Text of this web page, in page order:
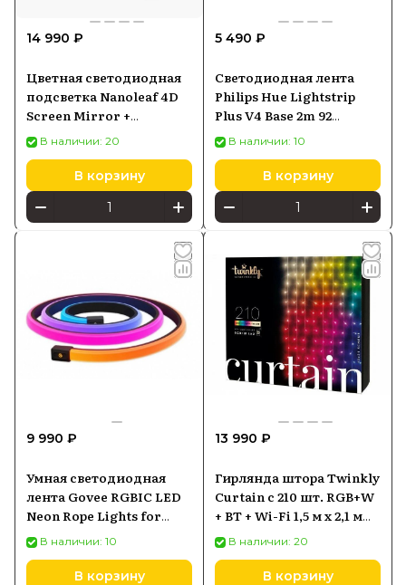
14 990 ₽
Цветная светодиодная
подсветка Nanoleaf 4D
Screen Mirror +
Lightstrip Kit для ТВ до
65" (NF082K02-40LS)
В наличии: 20
В корзину
5 490 ₽
Светодиодная лента
Philips Hue Lightstrip
Plus V4 Base 2m 92
(929002269101)
В наличии: 10
В корзину
9 990 ₽
Умная светодиодная
лента Govee RGBIC LED
Neon Rope Lights for
Desks 3м (H61C3)
В наличии: 10
В корзину
13 990 ₽
Гирлянда штора Twinkly
Curtain с 210 шт. RGB+W
+ BT + Wi-Fi 1,5 м x 2,1 м
(TWW210SPP-TEU)
В наличии: 20
В корзину